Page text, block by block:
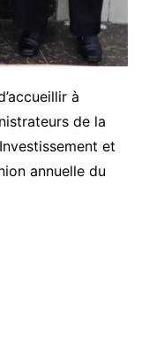
à
de la
et
annuelle du